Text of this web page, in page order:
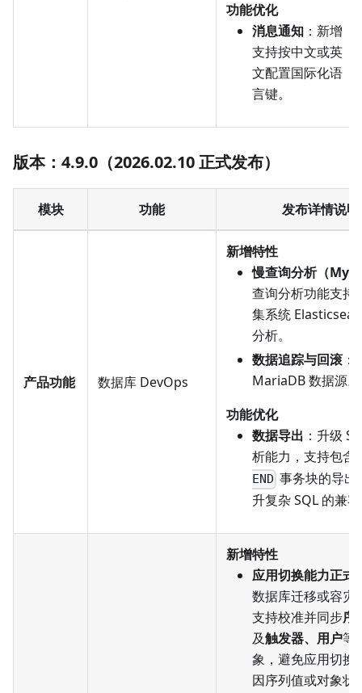
功能优化
消息通知 ：新增
支持按中文或英
文配置国际化语
言键。
版本：4.9.0（2026.02.10 正式发布）
模块 功能 发布详情说明
产品功能 数据库 DevOps
新增特性
慢查询分析（
查询分析功能支持
集系统
分析。
数据追踪与回滚
MariaDB 数据源。
功能优化
数据导出 ：升级
析能力，支持包含
END 事务块的导出
升复杂 SQL 的兼
新增特性
应用切换能力正式
数据库迁移或容灾
支持校准并同步序
及触发器、用户等
象，避免应用切换
因序列值或对象状